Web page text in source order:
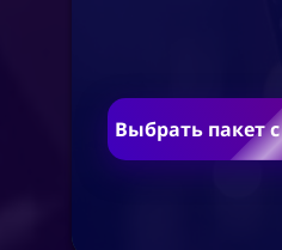
Выбрать пакет